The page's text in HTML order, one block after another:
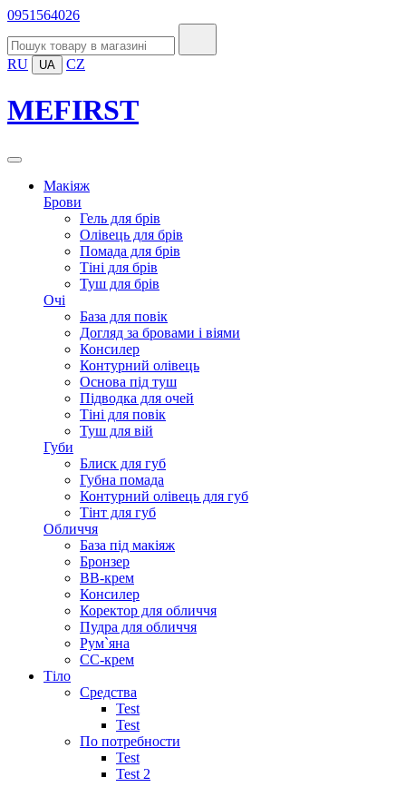
0951564026
RU UA CZ
MEFIRST
Макіяж
Брови
Гель для брів
Олівець для брів
Помада для брів
Тіні для брів
Туш для брів
Очі
База для повік
Догляд за бровами і віями
Консилер
Контурний олівець
Основа під туш
Підводка для очей
Тіні для повік
Туш для вій
Губи
Блиск для губ
Губна помада
Контурний олівець для губ
Тінт для губ
Обличчя
База під макіяж
Бронзер
ВВ-крем
Консилер
Коректор для обличчя
Пудра для обличчя
Рум`яна
СС-крем
Тіло
Средства
Test
Test
По потребности
Test
Test 2